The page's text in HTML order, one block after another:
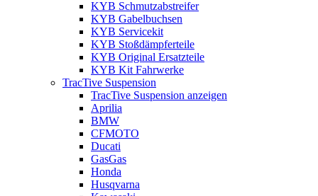
KYB Schmutzabstreifer
KYB Gabelbuchsen
KYB Servicekit
KYB Stoßdämpferteile
KYB Original Ersatzteile
KYB Kit Fahrwerke
TracTive Suspension
TracTive Suspension anzeigen
Aprilia
BMW
CFMOTO
Ducati
GasGas
Honda
Husqvarna